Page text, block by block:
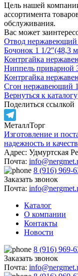
Цель нашей
ассортимента
обслуживания.
Вас может
Отвод нержавеющий
Бочонок 1 1/2″(48,3
Контргайка
Ниппель приварной
Контргайка
Сгон нержавеющий
Вернуться к каталогу
Поделиться ссылкой
Telegram
МеталлТорг
Изготовление и
надежность и
Адрес: Удмуртская
Почта:
8 (916) 969-
Заказать звонок
Почта:
Каталог
О компании
Контакты
Новости
8 (916) 969-
Заказать звонок
Почта: